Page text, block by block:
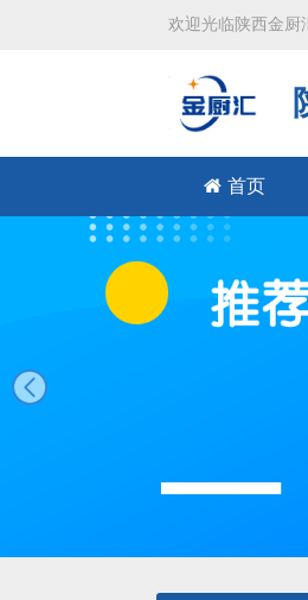
欢迎光临陕西金厨
首页